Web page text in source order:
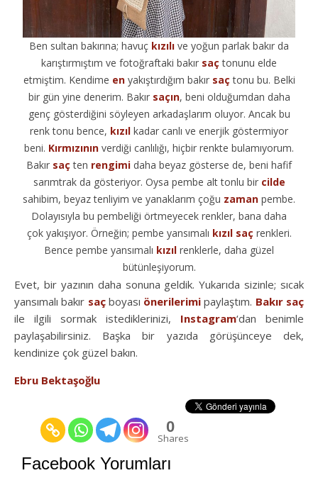
Ben sultan bakırına; havuç kızılı ve yoğun parlak bakır da
karıştırmıştım ve fotoğraftaki bakır saç tonunu elde
etmiştim. Kendime enyakıştırdığım bakır saç tonu bu. Belki
bir gün yine denerim. Bakır saçın, beni olduğumdan daha
genç gösterdiğini söyleyen arkadaşlarım oluyor. Ancak bu
renk tonu bence, kızıl kadar canlı ve enerjik göstermiyor
beni. Kırmızının verdiği canlılığı, hiçbir renkte bulamıyorum.
Bakır saç ten rengimi daha beyaz gösterse de, beni hafif
sarımtrak da gösteriyor. Oysa pembe alt tonlu bir cilde
sahibim, beyaz tenliyim ve yanaklarım çoğu zaman pembe.
Dolayısıyla bu pembeliği örtmeyecek renkler, bana daha
çok yakışıyor. Örneğin; pembe yansımalı kızıl saç renkleri.
Bence pembe yansımalı kızıl renklerle, daha güzel
bütünleşiyorum.
Evet, bir yazının daha sonuna geldik. Yukarıda sizinle; sıcak
yansımalı bakır saçboyası önerilerimi paylaştım. Bakır saç
ile ilgili sormak istediklerinizi, Instagram‘dan benimle
paylaşabilirsiniz. Başka bir yazıda görüşünceye dek,
kendinize çok güzel bakın.
Ebru Bektaşoğlu
0
Shares
Facebook Yorumları